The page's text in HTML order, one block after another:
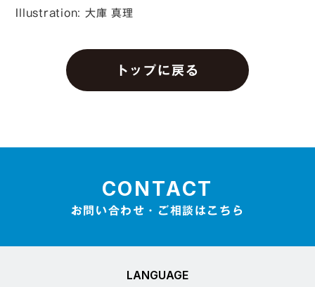
Illustration: 大庫 真理
トップに戻る
CONTACT
お問い合わせ・ご相談はこちら
LANGUAGE